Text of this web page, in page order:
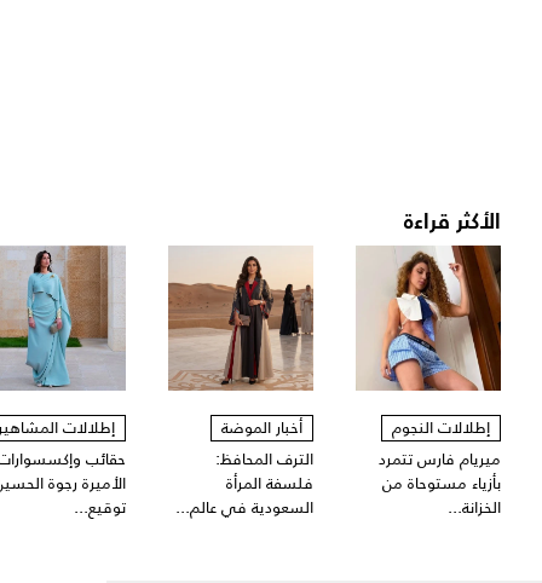
الأكثر قراءة
إطلالات النجوم
ميريام فارس تتمرد
بأزياء مستوحاة من
الخزانة...
أخبار الموضة
الترف المحافظ:
فلسفة المرأة
السعودية في عالم...
إطلالات
حقائب
الأميرة رجوة
توقيع...